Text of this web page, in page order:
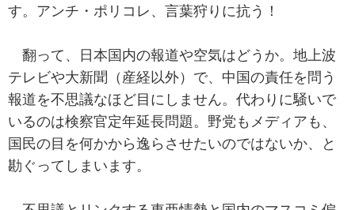
す。アンチ・ポリコレ、言葉狩りに抗う！
翻って、日本国内の報道や空気はどうか。地上波
テレビや大新聞（産経以外）で、中国の責任を問う
報道を不思議なほど目にしません。代わりに騒いで
いるのは検察官定年延長問題。野党もメディアも、
国民の目を何かから逸らさせたいのではないか、と
勘ぐってしまいます。